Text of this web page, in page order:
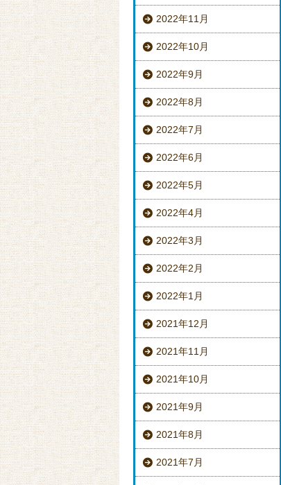
2022年11月
2022年10月
2022年9月
2022年8月
2022年7月
2022年6月
2022年5月
2022年4月
2022年3月
2022年2月
2022年1月
2021年12月
2021年11月
2021年10月
2021年9月
2021年8月
2021年7月